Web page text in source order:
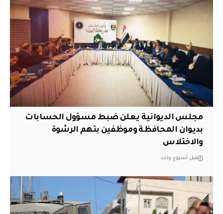
مجلس الديوانية يعلن ضبط مسؤول الحسابات
بديوان المحافظة وموظفين بتهم الرشوة
والاختلاس
قبل أسبوع واحد